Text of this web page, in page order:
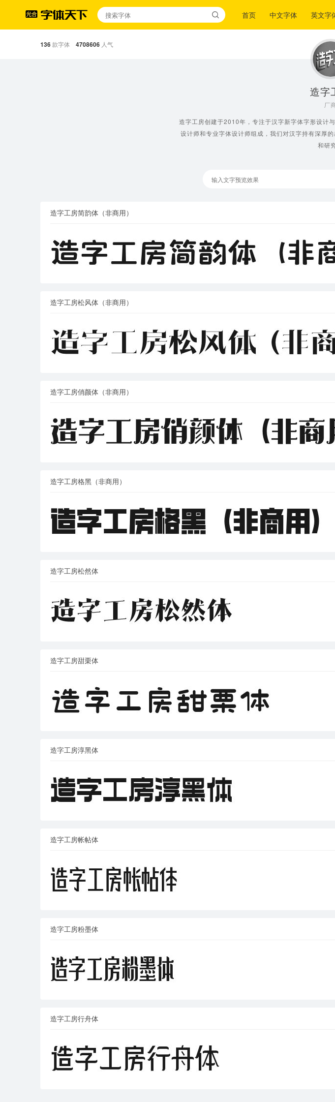
首页 中文字体 英文字
136款字体 4708606 人气
造字
厂
造字工房创建于2010年，专注于汉字新字体字形设计
设计师和专业字体设计师组成，我们对汉字持有深厚
和研
造字工房简韵体（非商用）
造字工房松风体（非商用）
造字工房俏颜体（非商用）
造字工房格黑（非商用）
造字工房松然体
造字工房甜栗体
造字工房淳黑体
造字工房帐帖体
造字工房粉墨体
造字工房行舟体